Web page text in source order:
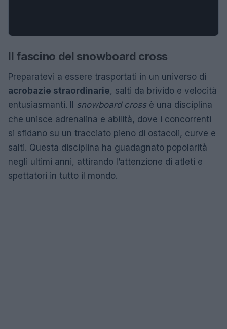
Il fascino del snowboard cross
Preparatevi a essere trasportati in un universo di
acrobazie straordinarie, salti da brivido e velocità
entusiasmanti. Il snowboard crossè una disciplina
che unisce adrenalina e abilità, dove i concorrenti
si sfidano su un tracciato pieno di ostacoli, curve e
salti. Questa disciplina ha guadagnato popolarità
negli ultimi anni, attirando l’attenzione di atleti e
spettatori in tutto il mondo.